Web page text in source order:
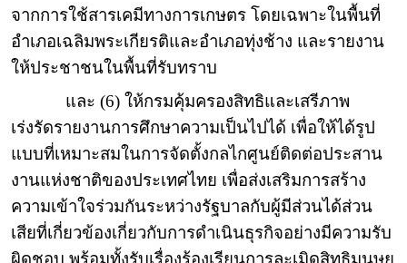
จากการใช้สารเคมีทางการเกษตร โดยเฉพาะในพื้นที่
อำเภอเฉลิมพระเกียรติและอำเภอทุ่งช้าง และรายงาน
ให้ประชาชนในพื้นที่รับทราบ
และ (6) ให้กรมคุ้มครองสิทธิและเสรีภาพ
เร่งรัดรายงานการศึกษาความเป็นไปได้ เพื่อให้ได้รูป
แบบที่เหมาะสมในการจัดตั้งกลไกศูนย์ติดต่อประสาน
งานแห่งชาติของประเทศไทย เพื่อส่งเสริมการสร้าง
ความเข้าใจร่วมกันระหว่างรัฐบาลกับผู้มีส่วนได้ส่วน
เสียที่เกี่ยวข้องเกี่ยวกับการดำเนินธุรกิจอย่างมีความรับ
ผิดชอบ พร้อมทั้งรับเรื่องร้องเรียนการละเมิดสิทธิมนุษย